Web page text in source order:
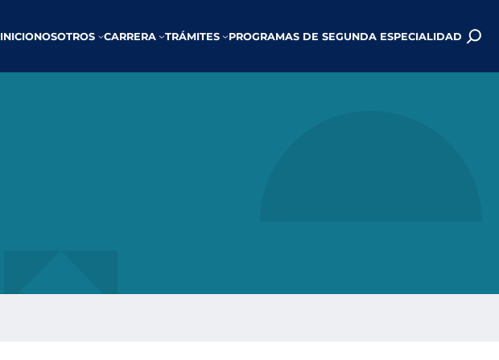
INICIONOSOTROS CARRERA TRÁMITES PROGRAMAS DE SEGUNDA ESPECIALIDAD